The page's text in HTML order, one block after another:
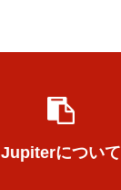
Jupiterについて